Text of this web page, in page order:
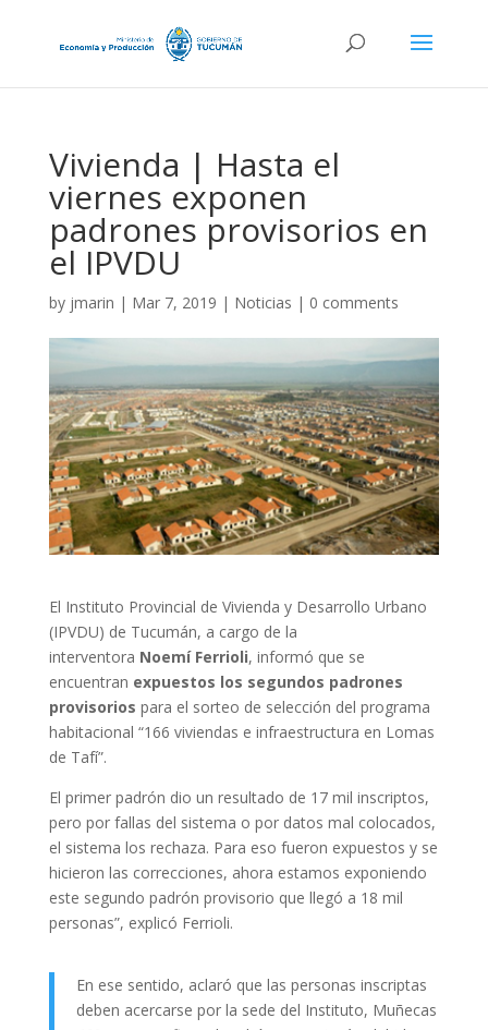
Vivienda | Hasta el
viernes exponen
padrones provisorios en
el IPVDU
by jmarin | Mar 7, 2019 | Noticias | 0 comments
El Instituto Provincial de Vivienda y Desarrollo Urbano
(IPVDU) de Tucumán, a cargo de la
interventora Noemí Ferrioli, informó que se
encuentran expuestos los segundos padrones
provisorios para el sorteo de selección del programa
habitacional “166 viviendas e infraestructura en Lomas
de Tafí”.
El primer padrón dio un resultado de 17 mil inscriptos,
pero por fallas del sistema o por datos mal colocados,
el sistema los rechaza. Para eso fueron expuestos y se
hicieron las correcciones, ahora estamos exponiendo
este segundo padrón provisorio que llegó a 18 mil
personas”, explicó Ferrioli.
En ese sentido, aclaró que las personas inscriptas
deben acercarse por la sede del Instituto, Muñecas